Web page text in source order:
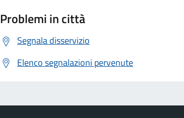
Problemi in città
Segnala disservizio
Elenco segnalazioni pervenute